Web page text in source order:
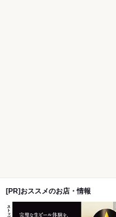
[PR]おススメのお店・情報